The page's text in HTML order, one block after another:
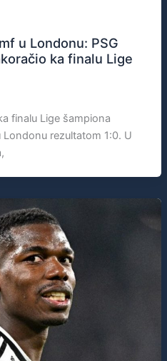
u Londonu: PSG
ka finalu Lige
finalu Lige šampiona
rezultatom 1:0. U